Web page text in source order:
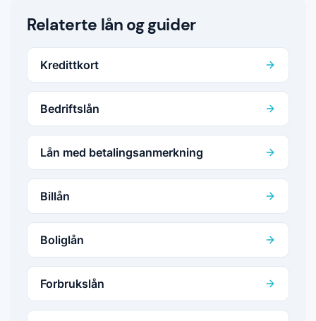
Relaterte lån og guider
Kredittkort
Bedriftslån
Lån med betalingsanmerkning
Billån
Boliglån
Forbrukslån